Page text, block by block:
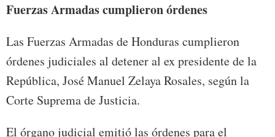
Fuerzas Armadas cumplieron órdenes
Las Fuerzas Armadas de Honduras cumplieron
órdenes judiciales al detener al ex presidente de la
República, José Manuel Zelaya Rosales, según la
Corte Suprema de Justicia.
El órgano judicial emitió las órdenes para el